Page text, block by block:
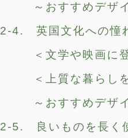
～おすすめデザ
2-4. 英国文化への憧
＜文学や映画に
＜上質な暮らし
～おすすめデザ
2-5. 良いものを長く